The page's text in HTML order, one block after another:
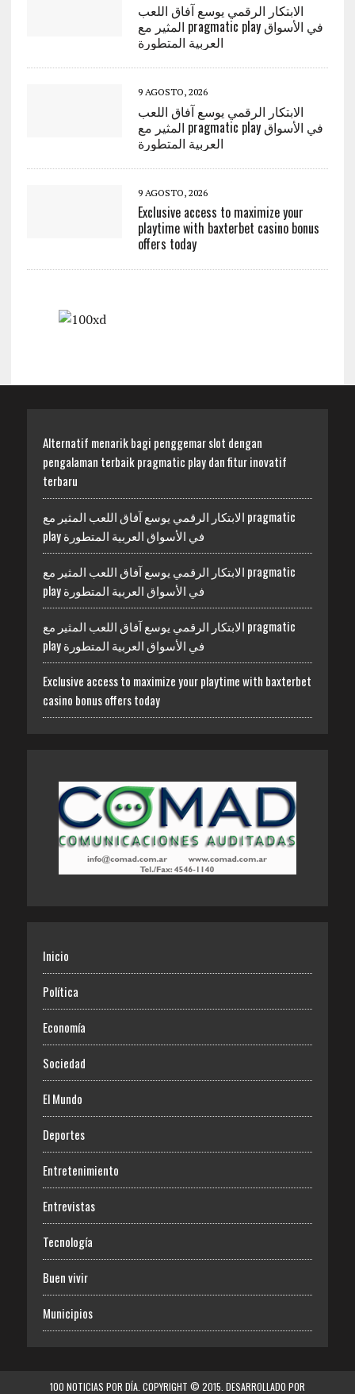
الابتكار الرقمي يوسع آفاق اللعب
المثير مع pragmatic play في الأسواق
العربية المتطورة
9 AGOSTO, 2026
الابتكار الرقمي يوسع آفاق اللعب
المثير مع pragmatic play في الأسواق
العربية المتطورة
9 AGOSTO, 2026
Exclusive access to maximize your
playtime with baxterbet casino bonus
offers today
Alternatif menarik bagi penggemar slot dengan
pengalaman terbaik pragmatic play dan fitur inovatif
terbaru
الابتكار الرقمي يوسع آفاق اللعب المثير مع pragmatic
play في الأسواق العربية المتطورة
الابتكار الرقمي يوسع آفاق اللعب المثير مع pragmatic
play في الأسواق العربية المتطورة
الابتكار الرقمي يوسع آفاق اللعب المثير مع pragmatic
play في الأسواق العربية المتطورة
Exclusive access to maximize your playtime with baxterbet
casino bonus offers today
Inicio
Política
Economía
Sociedad
El Mundo
Deportes
Entretenimiento
Entrevistas
Tecnología
Buen vivir
Municipios
100 NOTICIAS POR DÍA. COPYRIGHT © 2015. DESARROLLADO POR